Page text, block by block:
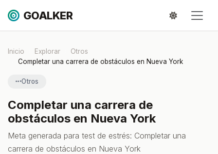
GOALKER
Inicio Explorar
Otros
Completar una carrera de obstáculos en Nueva York
Otros
Completar una carrera de
obstáculos en Nueva York
Meta generada para test de estrés: Completar una
carrera de obstáculos en Nueva York